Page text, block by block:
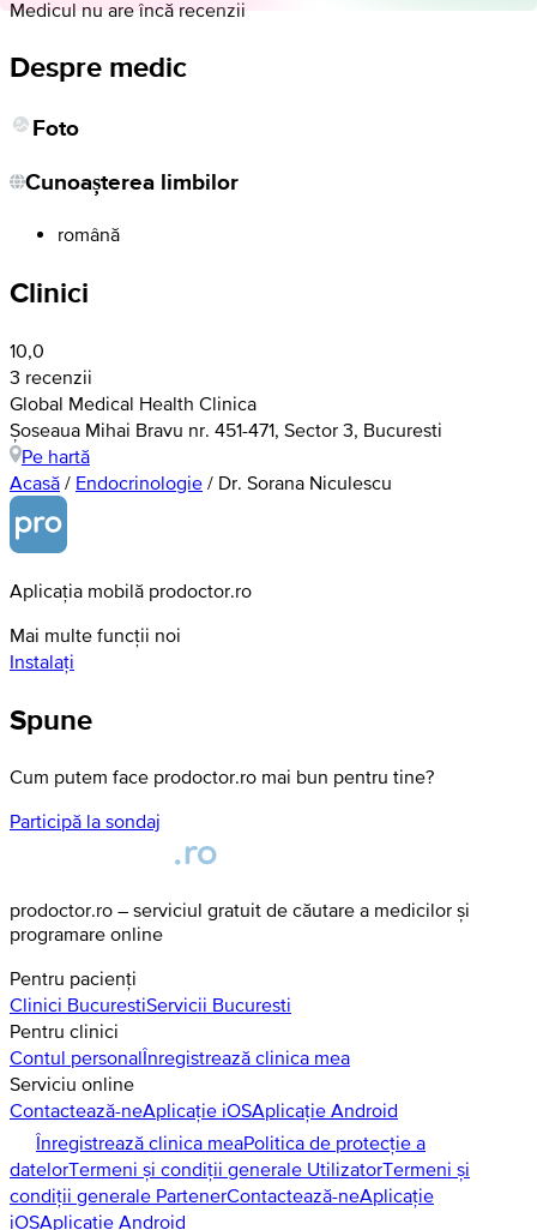
Medicul nu are încă recenzii
Despre medic
Foto
Cunoașterea limbilor
română
Clinici
10,0
3 recenzii
Global Medical Health Clinica
Șoseaua Mihai Bravu nr. 451-471, Sector 3, Bucuresti
Pe hartă
Acasă / Endocrinologie / Dr. Sorana Niculescu
Aplicația mobilă prodoctor.ro
Mai multe funcții noi
Instalați
Spune
Cum putem face prodoctor.ro mai bun pentru tine?
Participă la sondaj
prodoctor.ro – serviciul gratuit de căutare a medicilor și
programare online
Pentru pacienți
Clinici BucurestiServicii Bucuresti
Pentru clinici
Contul personalÎnregistrează clinica mea
Serviciu online
Contactează-neAplicație iOSAplicație Android
Înregistrează clinica meaPolitica de protecție a
datelorTermeni și condiții generale UtilizatorTermeni și
condiții generale PartenerContactează-neAplicație
iOSAplicație Android